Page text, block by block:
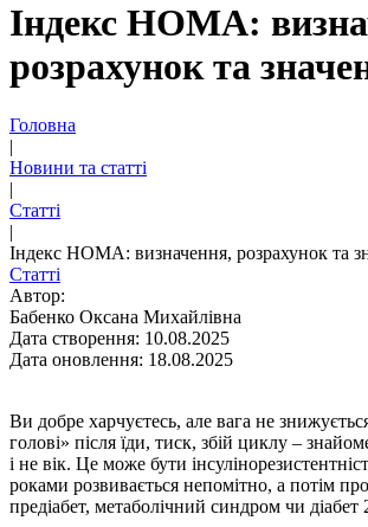
Індекс HOMA:
розрахунок та
Головна
|
Новини та статті
|
Статті
|
Індекс HOMA: визначення, розрахунок та
Статті
Автор:
Бабенко Оксана Михайлівна
Дата створення: 10.08.2025
Дата оновлення: 18.08.2025
Ви добре харчуєтесь, але вага не
голові» після їди, тиск, збій циклу –
і не вік. Це може бути
роками розвивається непомітно, а потім
предіабет, метаболічний синдром чи діабет